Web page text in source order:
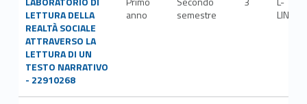
LETTURA DELLA
REALTÀ SOCIALE
ATTRAVERSO LA
LETTURA DI UN
TESTO NARRATIVO
- 22910268
anno
semestre
LIN/07